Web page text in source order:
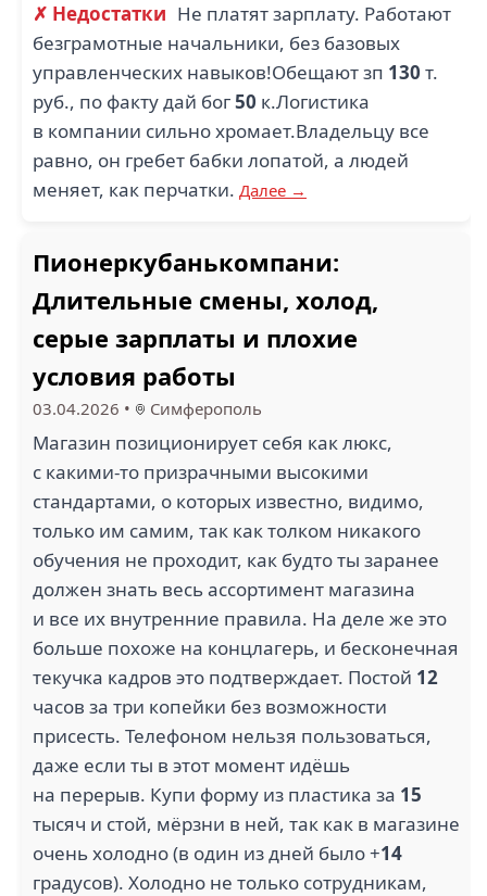
✗ Недостатки Не платят зарплату. Работают
безграмотные начальники, без базовых
управленческих навыков!Обещают зп 130 т.
руб., по факту дай бог50 к.Логистика
в компании сильно хромает.Владельцу все
равно, он гребет бабки лопатой, а людей
меняет, как перчатки. Далее →
Пионеркубанькомпани:
Длительные смены, холод,
серые зарплаты и плохие
условия работы
03.04.2026 • Симферополь
Магазин позиционирует себя как люкс,
с какими-то призрачными высокими
стандартами, о которых известно, видимо,
только им самим, так как толком никакого
обучения не проходит, как будто ты заранее
должен знать весь ассортимент магазина
и все их внутренние правила. На деле же это
больше похоже на концлагерь, и бесконечная
текучка кадров это подтверждает. Постой 12
часов за три копейки без возможности
присесть. Телефоном нельзя пользоваться,
даже если ты в этот момент идёшь
на перерыв. Купи форму из пластика за 15
тысяч и стой, мёрзни в ней, так как в магазине
очень холодно (в один из дней было +14
градусов). Холодно не только сотрудникам,